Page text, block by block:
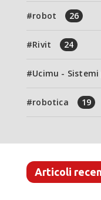
robot 26
Rivit 24
Ucimu -
robotica 19
Articoli